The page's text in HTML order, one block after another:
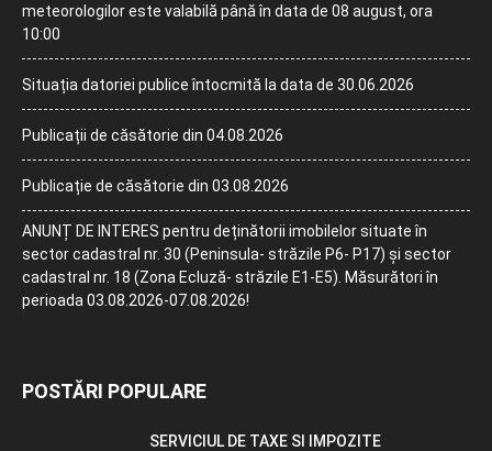
meteorologilor este valabilă până în data de 08 august, ora
10:00
Situația datoriei publice întocmită la data de 30.06.2026
Publicații de căsătorie din 04.08.2026
Publicație de căsătorie din 03.08.2026
ANUNȚ DE INTERES pentru deținătorii imobilelor situate în
sector cadastral nr. 30 (Peninsula- străzile P6- P17) și sector
cadastral nr. 18 (Zona Ecluză- străzile E1-E5). Măsurători în
perioada 03.08.2026-07.08.2026!
POSTĂRI POPULARE
SERVICIUL DE TAXE SI IMPOZITE